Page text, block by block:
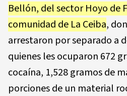
Bellón, del sector Hoyo de
comunidad de La Ceiba,
arrestaron por separado a
quienes les ocuparon 672
cocaína, 1,528 gramos de
porciones de un material